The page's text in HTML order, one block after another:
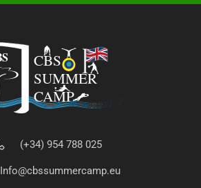
(+34) 954 788 025
Info@cbssummercamp.eu